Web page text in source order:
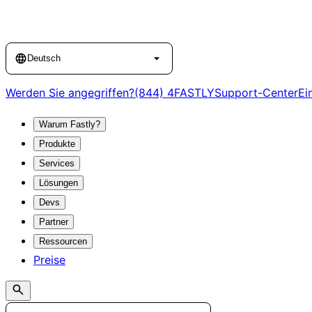
Language
Deutsch
Werden Sie angegriffen?(844) 4FASTLYSupport-Center
Warum Fastly?
Produkte
Services
Lösungen
Devs
Partner
Ressourcen
Preise